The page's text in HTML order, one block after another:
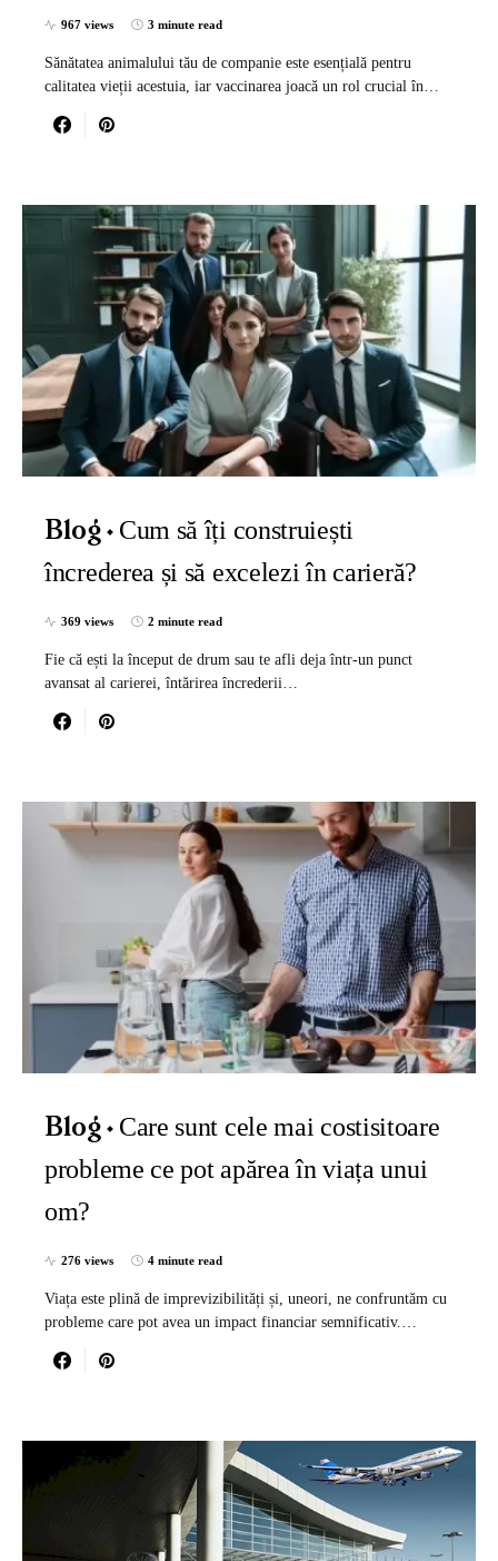
967 views 3 minute read
Sănătatea animalului tău de companie este esențială pentru
calitatea vieții acestuia, iar vaccinarea joacă un rol crucial în…
Blog
Cum să îți construiești
încrederea și să excelezi în carieră?
369 views 2 minute read
Fie că ești la început de drum sau te afli deja într-un punct
avansat al carierei, întărirea încrederii…
Blog
Care sunt cele mai costisitoare
probleme ce pot apărea în viața unui
om?
276 views 4 minute read
Viața este plină de imprevizibilități și, uneori, ne confruntăm cu
probleme care pot avea un impact financiar semnificativ.…